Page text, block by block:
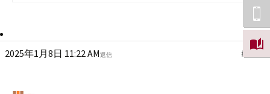
2025年1月8日 11:22 AM #7340
返信